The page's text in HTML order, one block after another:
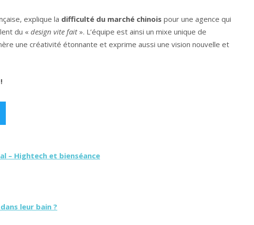
explique la difficulté du marché chinois pour une agence qui
du « design vite fait». L’équipe est ainsi un mixe unique de
une créativité étonnante et exprime aussi une vision nouvelle et
– Hightech et bienséance
leur bain ?